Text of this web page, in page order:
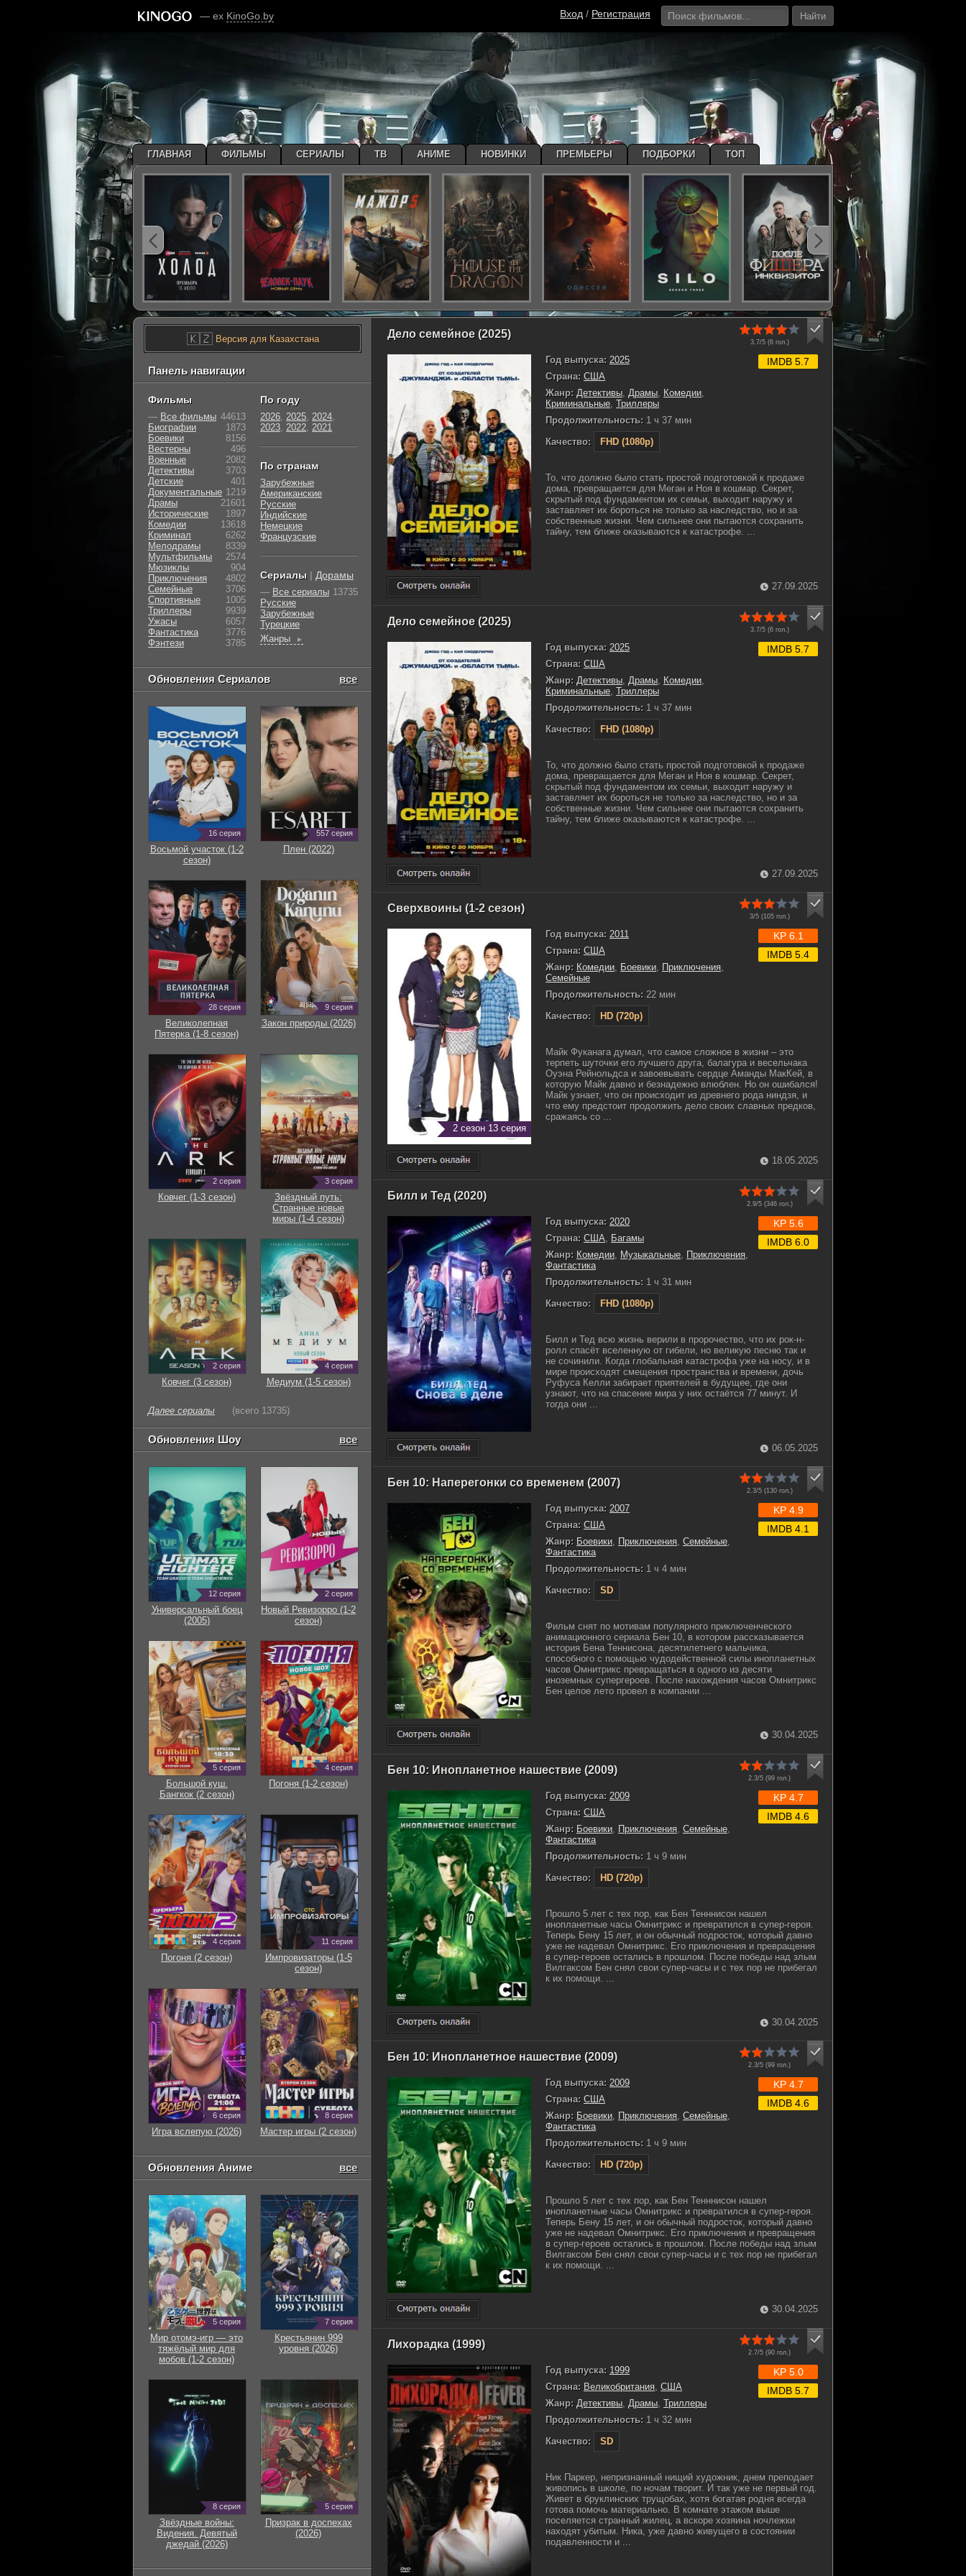
— ex KinoGo.by Вход / Регистрация Найти
Дело семейное (2025)
3.7/5 (6гол.)
Год выпуска: 2025
Страна: США
Жанр: Детективы, Драмы, Комедии,
Криминальные, Триллеры
Продолжительность: 1 ч 37 мин
Качество:
FHD (1080p)
IMDB 5.7
То, что должно было стать простой подготовкой к продаже
дома, превращается для Меган и Ноя в кошмар. Секрет,
скрытый под фундаментом их семьи, выходит наружу и
заставляет их бороться не только за наследство, но и за
собственные жизни. Чем сильнее они пытаются сохранить
тайну, тем ближе оказываются к катастрофе. ...
27.09.2025
Дело семейное (2025)
3.7/5 (6гол.)
Год выпуска: 2025
Страна: США
Жанр: Детективы Драмы Комедии
Криминальные Триллеры
Продолжительность: 1 ч 37 мин
Качество:
FHD (1080p)
IMDB 5.7
То, что должно было стать простой подготовкой к продаже
дома, превращается для Меган и Ноя в кошмар. Секрет,
скрытый под фундаментом их семьи, выходит наружу и
заставляет их бороться не только за наследство, но и за
собственные жизни. Чем сильнее они пытаются сохранить
тайну, тем ближе оказываются к катастрофе. ...
27.09.2025
Сверхвоины (1-2 сезон)
3/5 (105гол.)
2 сезон 13 серия
Год выпуска: 2011
Страна: США
Жанр: Комедии, Боевики, Приключения,
Семейные
Продолжительность: 22 мин
Качество:
HD (720p)
KP 6.1
IMDB 5.4
Майк Фуканага думал, что самое сложное в жизни – это
терпеть шуточки его лучшего друга, балагура и весельчака
Оуэна Рейнольдса и завоевывать сердце Аманды МакКей, в
которую Майк давно и безнадежно влюблен. Но он ошибался!
Майк узнает, что он происходит из древнего рода ниндзя, и
что ему предстоит продолжить дело своих славных предков,
сражаясь со ...
18.05.2025
Билл и Тед (2020)
2.9/5 (346гол.)
Год выпуска: 2020
Страна: США
Багамы
Жанр: Комедии Музыкальные Приключения
Фантастика
Продолжительность: 1 ч 31 мин
Качество:
FHD (1080p)
KP 5.6
IMDB 6.0
Билл и Тед всю жизнь верили в пророчество, что их рок-н-
ролл спасёт вселенную от гибели, но великую песню так и
не сочинили. Когда глобальная катастрофа уже на носу, и в
мире происходят смещения пространства и времени, дочь
Руфуса Келли забирает приятелей в будущее, где они
узнают, что на спасение мира у них остаётся 77 минут. И
тогда они ...
06.05.2025
Бен 10: Наперегонки со временем (2007)
2.3/5 (130гол.)
Год выпуска: 2007
Страна: США
Жанр: Боевики, Приключения, Семейные,
Фантастика
Продолжительность: 1 ч 4 мин
Качество:
SD
KP 4.9
IMDB 4.1
Фильм снят по мотивам популярного приключенческого
анимационного сериала Бен 10, в котором рассказывается
история Бена Теннисона, десятилетнего мальчика,
способного с помощью чудодейственной силы инопланетных
часов Омнитрикс превращаться в одного из десяти
иноземных супергероев. После нахождения часов Омнитрикс
Бен целое лето провел в компании ...
30.04.2025
Бен 10: Инопланетное нашествие (2009)
2.3/5 (99 гол.)
Год выпуска: 2009
Страна: США
Жанр: Боевики Приключения Семейные
Фантастика
Продолжительность: 1 ч 9 мин
Качество:
HD (720p)
KP 4.7
IMDB 4.6
Прошло 5 лет с тех пор, как Бен Тенннисон нашел
инопланетные часы Омнитрикс и превратился в супер-героя.
Теперь Бену 15 лет, и он обычный подросток, который давно
уже не надевал Омнитрикс. Его приключения и превращения
в супер-героев остались в прошлом. После победы над злым
Вилгаксом Бен снял свои супер-часы и с тех пор не прибегал
к их помощи. ...
30.04.2025
Бен 10: Инопланетное нашествие (2009)
2.3/5 (99 гол.)
Год выпуска: 2009
Страна: США
Жанр: Боевики, Приключения, Семейные,
Фантастика
Продолжительность: 1 ч 9 мин
Качество:
HD (720p)
KP 4.7
IMDB 4.6
Прошло 5 лет с тех пор, как Бен Тенннисон нашел
инопланетные часы Омнитрикс и превратился в супер-героя.
Теперь Бену 15 лет, и он обычный подросток, который давно
уже не надевал Омнитрикс. Его приключения и превращения
в супер-героев остались в прошлом. После победы над злым
Вилгаксом Бен снял свои супер-часы и с тех пор не прибегал
к их помощи. ...
30.04.2025
Лихорадка (1999)
2.7/5 (90 гол.)
Год выпуска: 1999
Страна: Великобритания США
Жанр: Детективы Драмы Триллеры
Продолжительность: 1 ч 32 мин
Качество:
SD
KP 5.0
IMDB 5.7
Ник Паркер, непризнанный нищий художник, днем преподает
живопись в школе, по ночам творит. И так уже не первый год.
Живет в бруклинских трущобах, хотя богатая родня всегда
готова помочь материально. В комнате этажом выше
поселяется странный жилец, а вскоре хозяина ночлежки
находят убитым. Ника, уже давно живущего в состоянии
подавленности и ...
🇰🇿Версия для Казахстана
Панель навигации
Фильмы
— Все фильмы 44613
Биографии
1873
Боевики
8156
Вестерны
496
Военные
2082
Детективы
3703
Детские
401
Документальные 1219
Драмы
21601
Исторические
1897
Комедии
13618
Криминал
6262
Мелодрамы
8339
Мультфильмы
2574
Мюзиклы
904
Приключения
4802
Семейные
3706
Cпортивные
1005
Триллеры
9939
Ужасы
6057
Фантастика
3776
Фэнтези
3785
По году
2026, 2025, 2024,
2023, 2022, 2021
По странам
Зарубежные
Американские
Русские
Индийские
Немецкие
Французские
Сериалы | Дорамы
— Все сериалы 13735
Русские
Зарубежные
Турецкие
Жанры
►
Обновления Сериалов все
16 серия
Восьмой участок (1-2
сезон)
557 серия
Плен (2022)
28 серия
Великолепная
Пятерка (1-8 сезон)
9 серия
Закон природы (2026)
2 серия
Ковчег (1-3 сезон)
3 серия
Звёздный путь:
Странные новые
миры (1-4 сезон)
2 серия
Ковчег (3 сезон)
4 серия
Медиум (1-5 сезон)
Далее сериалы (всего 13735)
Обновления Шоу все
12 серия
Универсальный боец
(2005)
2 серия
Новый Ревизорро (1-2
сезон)
5 серия
Большой куш.
Бангкок (2 сезон)
4 серия
Погоня (1-2 сезон)
4 серия
Погоня (2 сезон)
11 серия
Импровизаторы (1-5
сезон)
6 серия
Игра вслепую (2026)
8 серия
Мастер игры (2 сезон)
Обновления Аниме все
5 серия
Мир отомэ-игр — это
тяжёлый мир для
мобов (1-2 сезон)
7 серия
Крестьянин 999
уровня (2026)
8 серия
Звёздные войны:
Видения. Девятый
джедай (2026)
5 серия
Призрак в доспехах
(2026)
ГЛАВНАЯ ФИЛЬМЫ СЕРИАЛЫ ТВ АНИМЕ НОВИНКИ ПРЕМЬЕРЫ ПОДБОРКИ ТОП